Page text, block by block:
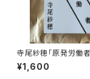
寺尾紗穂「原発労働者
¥1,600